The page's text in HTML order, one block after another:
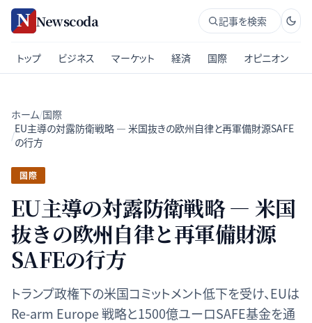
Newscoda 記事を検索
トップ ビジネス マーケット 経済 国際 オピニオン
ホーム/国際
/EU主導の対露防衛戦略 — 米国抜きの欧州自律と再軍備財源SAFE
の行方
国際
EU主導の対露防衛戦略 — 米国
抜きの欧州自律と再軍備財源
SAFEの行方
トランプ政権下の米国コミットメント低下を受け、EUは
Re-arm Europe 戦略と1500億ユーロSAFE基金を通